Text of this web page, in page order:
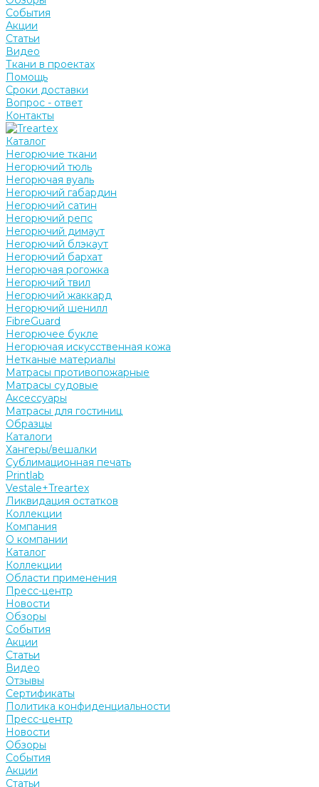
События
Акции
Статьи
Видео
Ткани в проектах
Помощь
Сроки доставки
Вопрос - ответ
Контакты
Каталог
Негорючие ткани
Негорючий тюль
Негорючая вуаль
Негорючий габардин
Негорючий сатин
Негорючий репс
Негорючий димаут
Негорючий блэкаут
Негорючий бархат
Негорючая рогожка
Негорючий твил
Негорючий жаккард
Негорючий шенилл
FibreGuard
Негорючее букле
Негорючая искусственная кожа
Нетканые материалы
Матрасы противопожарные
Матрасы судовые
Аксессуары
Матрасы для гостиниц
Образцы
Каталоги
Хангеры/вешалки
Сублимационная печать
Printlab
Vestale+Treartex
Ликвидация остатков
Коллекции
Компания
О компании
Каталог
Коллекции
Области применения
Пресс-центр
Новости
Обзоры
События
Акции
Статьи
Видео
Отзывы
Сертификаты
Политика конфиденциальности
Пресс-центр
Новости
Обзоры
События
Акции
Статьи